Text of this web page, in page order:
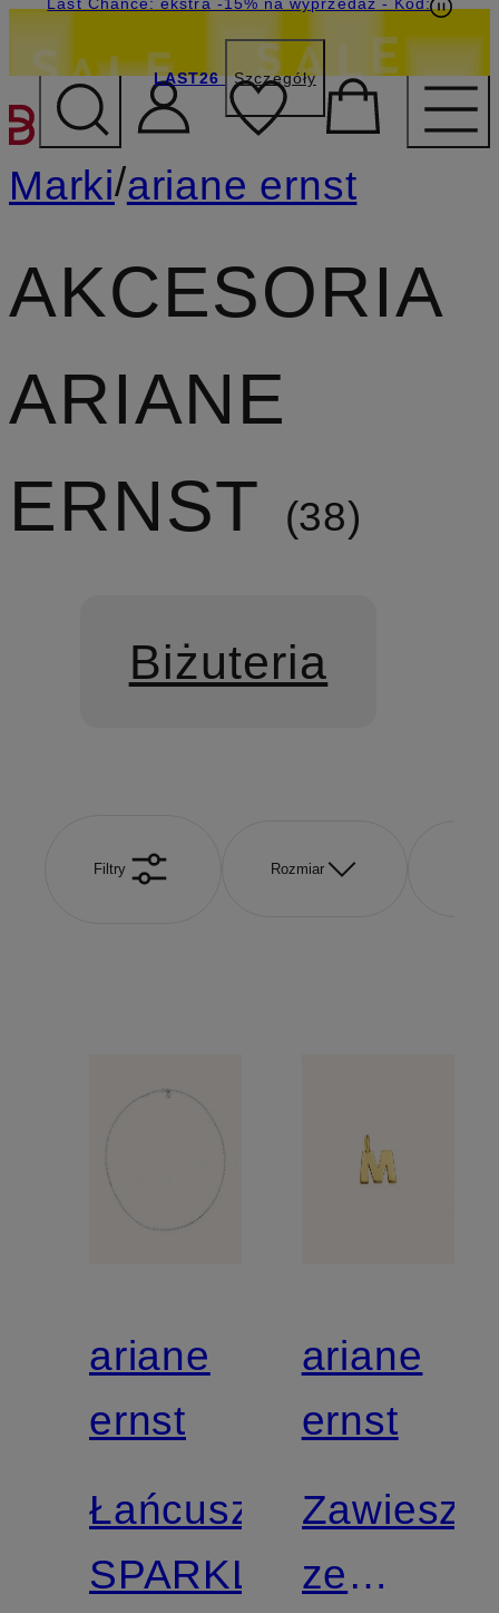
PRZEJDŹ DO GŁÓWNEJ
LAST26 Szczegóły
Marki/ariane ernst
AKCESORIA
ARIANE
ERNST
38
Biżuteria
Filtry Rozmiar
ariane
ernst
Łańcuszek
SPARKLE
ariane
ernst
ze